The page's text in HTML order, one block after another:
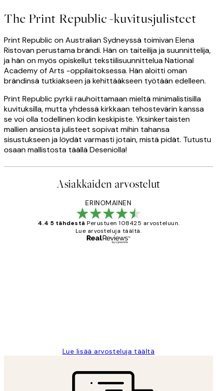
The Print Republic -kuvitusjulisteet
Print Republic on Australian Sydneyssä toimivan Elena
Ristovan perustama brändi. Hän on taiteilija ja suunnittelija,
ja hän on myös opiskellut tekstiilisuunnittelua National
Academy of Arts -oppilaitoksessa. Hän aloitti oman
brändinsä tutkiakseen ja kehittääkseen työtään edelleen.
Print Republic pyrkii rauhoittamaan mieltä minimalistisilla
kuvituksilla, mutta yhdessä kirkkaan tehostevärin kanssa
se voi olla todellinen kodin keskipiste. Yksinkertaisten
mallien ansiosta julisteet sopivat mihin tahansa
sisustukseen ja löydät varmasti jotain, mistä pidät. Tutustu
osaan mallistosta täällä Deseniolla!
Asiakkaiden arvostelut
ERINOMAINEN
4.4 5 tähdestä Perustuen 108425 arvosteluun.
Lue arvosteluja täältä.
Lue lisää arvosteluja täältä